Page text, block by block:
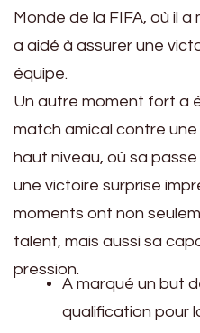
Monde de la FIFA, où il
a aidé à assurer une
équipe.
Un autre moment fort a
match amical contre
haut niveau, où sa
une victoire surprise
moments ont non
talent, mais aussi sa
pression.
A marqué un but
qualification pour